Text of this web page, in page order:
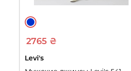
2765 ₴
Levi's